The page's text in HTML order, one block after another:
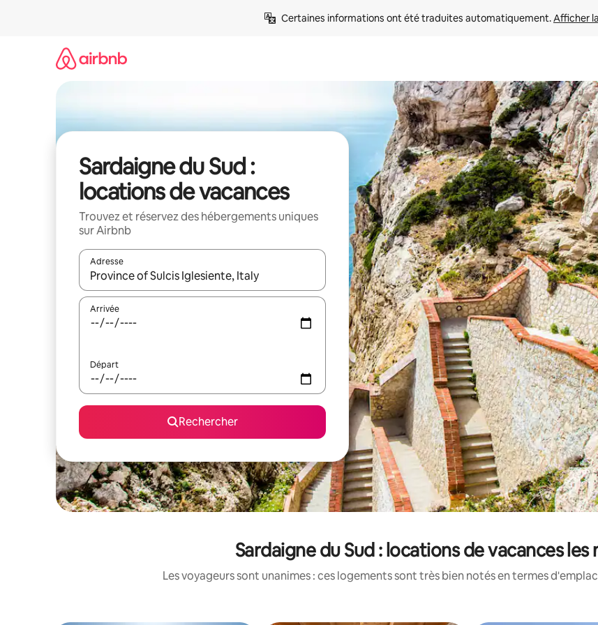
Certaines informations ont été traduites automatiquement. Afficher
Sardaigne du Sud :
locations de vacances
Trouvez et réservez des hébergements uniques
sur Airbnb
Adresse
Lorsque les résultats s'affichent, utilisez les flèches vers le haut et vers le bas pour les parcourir ou en appuyant
Arrivée
Départ
Rechercher
Sardaigne du Sud : locations de vacances
Les voyageurs sont unanimes : ces logements sont très bien notés en termes